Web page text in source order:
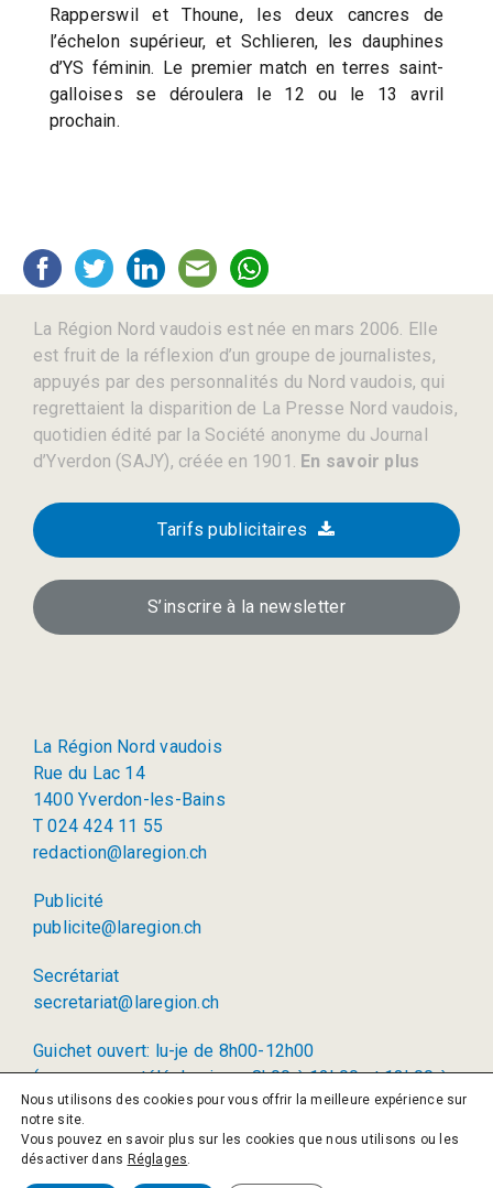
Rapperswil et Thoune, les deux cancres de
l’échelon supérieur, et Schlieren, les dauphines
d’YS féminin. Le premier match en terres saint-
galloises se déroulera le 12 ou le 13 avril
prochain.
La Région Nord vaudois est née en mars 2006. Elle
est fruit de la réflexion d’un groupe de journalistes,
appuyés par des personnalités du Nord vaudois, qui
regrettaient la disparition de La Presse Nord vaudois,
quotidien édité par la Société anonyme du Journal
d’Yverdon (SAJY), créée en 1901. En savoir plus
Tarifs publicitaires
S’inscrire à la newsletter
La Région Nord vaudois
Rue du Lac 14
1400 Yverdon-les-Bains
T 024 424 11 55
redaction@laregion.ch
Publicité
publicite@laregion.ch
Secrétariat
secretariat@laregion.ch
Guichet ouvert: lu-je de 8h00-12h00
(permanence téléphonique: 8h00 à 12h00 et 13h00 à
17h00)
© 2026 La Région SA
Nous utilisons des cookies pour vous offrir la meilleure expérience sur
notre site.
Vous pouvez en savoir plus sur les cookies que nous utilisons ou les
désactiver dans Réglages.